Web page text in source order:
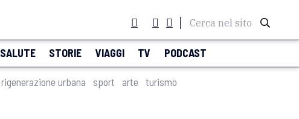
Cerca nel sito
SALUTE STORIE VIAGGI TV PODCAST
rigenerazione urbana sport arte turismo